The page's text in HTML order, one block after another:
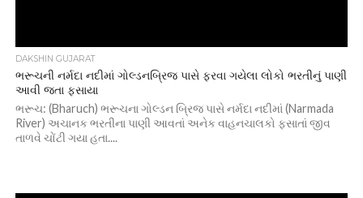
DAKSHIN GUJARAT
ભરૂચની નર્મદા નદીમાં ગોલ્ડનબ્રિજ પાસે ફરવા ગયેલા લોકો ભરતીનું પાણી
આવી જતા ફસાયા
ભરૂચ: (Bharuch) ભરૂચના ગોલ્ડન બ્રિજ પાસે નર્મદા નદીમાં (Narmada
River) અચાનક ભરતીના પાણી આવતાં અનેક વાહનચાલકો ફસાતાં જીવ
તાળવે ચોંટી ગયા હતા....